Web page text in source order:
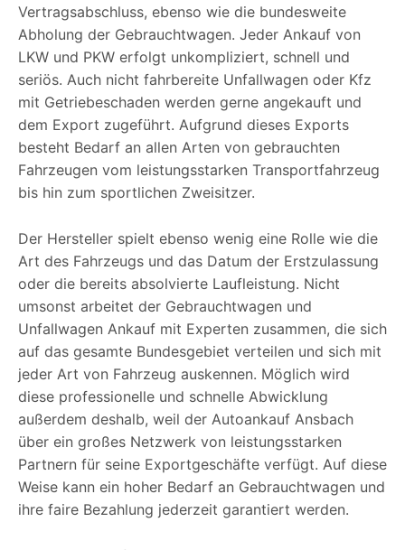
Vertragsabschluss, ebenso wie die bundesweite
Abholung der Gebrauchtwagen. Jeder Ankauf von
LKW und PKW erfolgt unkompliziert, schnell und
seriös. Auch nicht fahrbereite Unfallwagen oder Kfz
mit Getriebeschaden werden gerne angekauft und
dem Export zugeführt. Aufgrund dieses Exports
besteht Bedarf an allen Arten von gebrauchten
Fahrzeugen vom leistungsstarken Transportfahrzeug
bis hin zum sportlichen Zweisitzer.
Der Hersteller spielt ebenso wenig eine Rolle wie die
Art des Fahrzeugs und das Datum der Erstzulassung
oder die bereits absolvierte Laufleistung. Nicht
umsonst arbeitet der Gebrauchtwagen und
Unfallwagen Ankauf mit Experten zusammen, die sich
auf das gesamte Bundesgebiet verteilen und sich mit
jeder Art von Fahrzeug auskennen. Möglich wird
diese professionelle und schnelle Abwicklung
außerdem deshalb, weil der Autoankauf Ansbach
über ein großes Netzwerk von leistungsstarken
Partnern für seine Exportgeschäfte verfügt. Auf diese
Weise kann ein hoher Bedarf an Gebrauchtwagen und
ihre faire Bezahlung jederzeit garantiert werden.